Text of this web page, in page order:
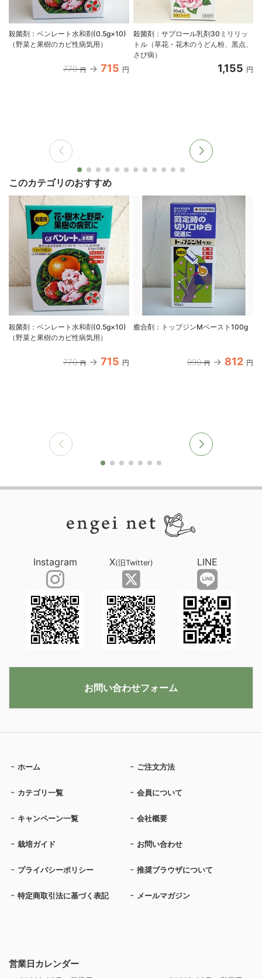
殺菌剤：ベンレート水和剤(0.5g×10)
（野菜と果樹のカビ性病気用）
770 円 715 円
殺菌剤：サプロール乳剤30ミリリッ
トル（草花・花木のうどん粉、黒点、
さび病）
1,155 円
このカテゴリのおすすめ
殺菌剤：ベンレート水和剤(0.5g×10)
（野菜と果樹のカビ性病気用）
770 円 715 円
癒合剤：トップジンMペースト100g
990 円 812 円
営業日カレンダー
ホーム ご注文方法
カテゴリ一覧 会員について
キャンペーン一覧 会社概要
栽培ガイド お問い合わせ
プライバシーポリシー 推奨ブラウザについて
特定商取引法に基づく表記 メールマガジン
Instagram X(旧Twitter) LINE
お問い合わせフォーム